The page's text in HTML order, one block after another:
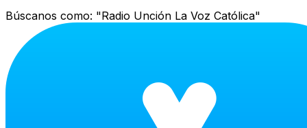
Búscanos como: "Radio Unción La Voz Católica"